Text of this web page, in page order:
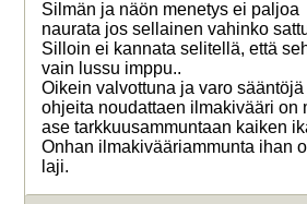
Silmän ja näön menetys ei paljoa
naurata jos sellainen vahinko
Silloin ei kannata selitellä, että
vain lussu imppu..
Oikein valvottuna ja varo sääntöjä
ohjeita noudattaen ilmakivääri on
ase tarkkuusammuntaan kaiken
Onhan ilmakivääriammunta ihan
laji.